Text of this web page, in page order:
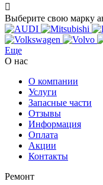
Выберите свою марку
Еще
О нас
О компании
Услуги
Запасные части
Отзывы
Информация
Оплата
Акции
Контакты
Ремонт